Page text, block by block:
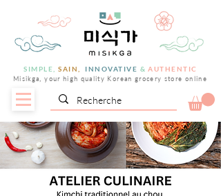
SIMPLE, SAIN, INNOVATIVE & AUTHENTIC
Misikga, your high quality Korean grocery store online